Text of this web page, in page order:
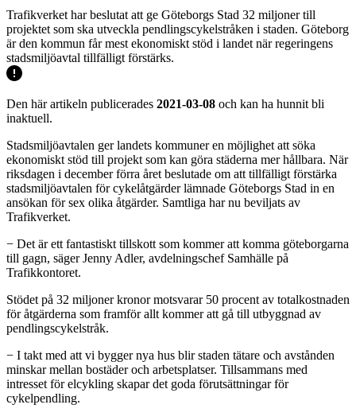
Trafikverket har beslutat att ge Göteborgs Stad 32 miljoner till
projektet som ska utveckla pendlingscykelstråken i staden. Göteborg
är den kommun får mest ekonomiskt stöd i landet när regeringens
stadsmiljöavtal tillfälligt förstärks.
Den här artikeln publicerades 2021-03-08 och kan ha hunnit bli
inaktuell.
Stadsmiljöavtalen ger landets kommuner en möjlighet att söka
ekonomiskt stöd till projekt som kan göra städerna mer hållbara. När
riksdagen i december förra året beslutade om att tillfälligt förstärka
stadsmiljöavtalen för cykelåtgärder lämnade Göteborgs Stad in en
ansökan för sex olika åtgärder. Samtliga har nu beviljats av
Trafikverket.
− Det är ett fantastiskt tillskott som kommer att komma göteborgarna
till gagn, säger Jenny Adler, avdelningschef Samhälle på
Trafikkontoret.
Stödet på 32 miljoner kronor motsvarar 50 procent av totalkostnaden
för åtgärderna som framför allt kommer att gå till utbyggnad av
pendlingscykelstråk.
− I takt med att vi bygger nya hus blir staden tätare och avstånden
minskar mellan bostäder och arbetsplatser. Tillsammans med
intresset för elcykling skapar det goda förutsättningar för
cykelpendling.